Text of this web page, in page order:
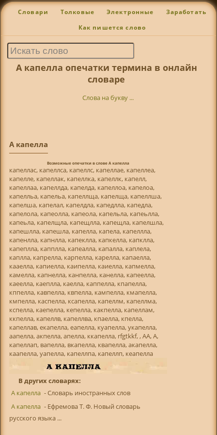
Словари Толковые Электронные Заработать
Как пишется слово
А капелла опечатки термина в онлайн
словаре
Слова на букву ...
А капелла
Возможные опечатки в слове А капелла
капеллас, капеллса, капеллс, капеллае, капеллеа,
капелле, капеллак, капеллка, капеллк, капелл,
капеллаа, капеллда, капелда, капеллоа, капелоа,
капелльа, капельа, капеллща, капелща, капеллша,
капелша, капелал, капелдла, капедлла, капедла,
капелола, капеолла, капеола, капельла, капеьлла,
капеьла, капелщла, капещлла, капещла, капелшла,
капешлла, капешла, капелла, капела, капеллла,
капенлла, капнлла, капеклла, капкелла, капклла,
капеплла, капплла, капеалла, капалла, каплела,
каплла, капрелла, карпелла, карелла, капаелла,
кааелла, капиелла, каипелла, каиелла, капмелла,
камелла, капнелла, канпелла, канелла, капеелла,
каеелла, каеплла, каелла, каппелла, кпапелла,
кппелла, кавпелла, квпелла, кампелла, кмапелла,
кмпелла, каспелла, ксапелла, капеллм, капеллма,
кспелла, каепелла, кепелла, какпелла, капеллам,
ккпелла, капеллв, капеллва, кпаелла, кпелла,
капеллав, екапелла, еапелла, куапелла, укапелла,
аапелла, акпелла, апелла, ккапелла, rfgtkkf, , АА, А,
капеллап, вапелла, вкапелла, квапелла, акапелла,
каапелла, уапелла, капеллпа, капеллп, кеапелла
В других словарях:
А капелла - Словарь иностранных слов
А капелла - Ефремова Т. Ф. Новый словарь
русского языка ...